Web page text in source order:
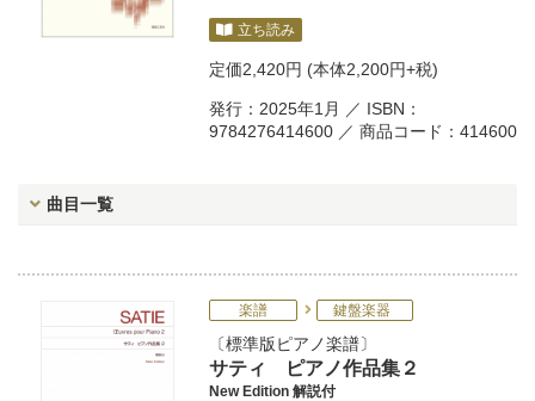
立ち読み
定価2,420円 (本体2,200円+税)
発行：2025年1月 ／ ISBN：
9784276414600 ／ 商品コード：414600
曲目一覧
楽譜 鍵盤楽器
標準版ピアノ楽譜
サティ ピアノ作品集２
New Edition 解説付